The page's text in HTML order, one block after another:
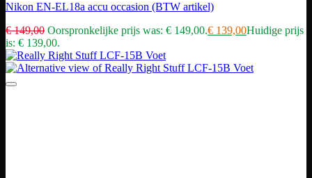
Nikon EN-EL18a accu occasion (BTW artikel)
€149,00 Oorspronkelijke prijs was: € 149,00.€ 139,00Huidige prijs
is: € 139,00.